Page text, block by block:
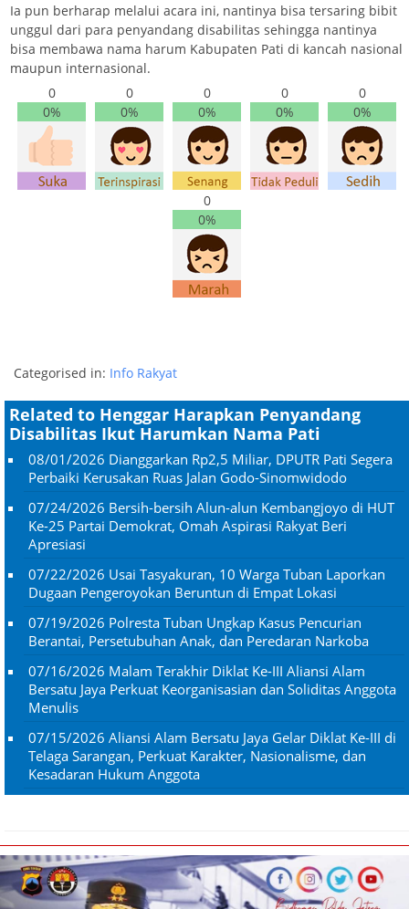
Ia pun berharap melalui acara ini, nantinya bisa tersaring bibit
unggul dari para penyandang disabilitas sehingga nantinya
bisa membawa nama harum Kabupaten Pati di kancah nasional
maupun internasional.
0
0%
0
0%
0
0%
0
0%
0
0%
0
0%
Categorised in: Info Rakyat
Related to Henggar Harapkan Penyandang
Disabilitas Ikut Harumkan Nama Pati
08/01/2026 Dianggarkan Rp2,5 Miliar, DPUTR Pati Segera
Perbaiki Kerusakan Ruas Jalan Godo-Sinomwidodo
07/24/2026 Bersih-bersih Alun-alun Kembangjoyo di HUT
Ke-25 Partai Demokrat, Omah Aspirasi Rakyat Beri
Apresiasi
07/22/2026 Usai Tasyakuran, 10 Warga Tuban Laporkan
Dugaan Pengeroyokan Beruntun di Empat Lokasi
07/19/2026 Polresta Tuban Ungkap Kasus Pencurian
Berantai, Persetubuhan Anak, dan Peredaran Narkoba
07/16/2026 Malam Terakhir Diklat Ke-III Aliansi Alam
Bersatu Jaya Perkuat Keorganisasian dan Soliditas Anggota
Menulis
07/15/2026 Aliansi Alam Bersatu Jaya Gelar Diklat Ke-III di
Telaga Sarangan, Perkuat Karakter, Nasionalisme, dan
Kesadaran Hukum Anggota